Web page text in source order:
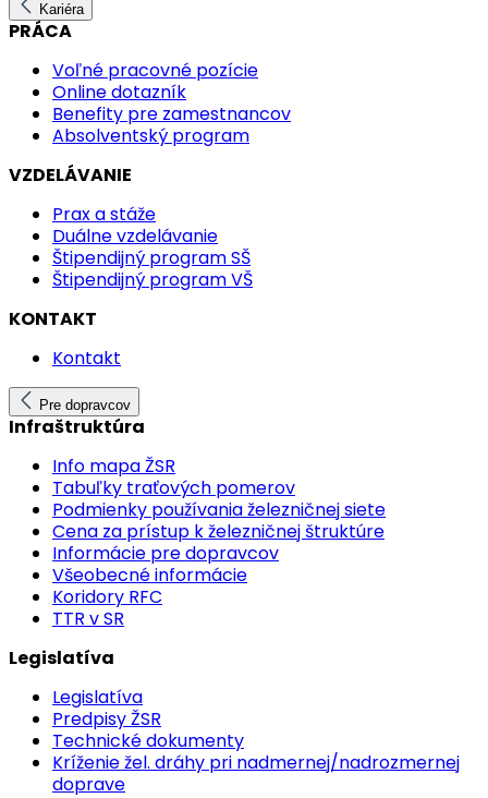
Kariéra
PRÁCA
Voľné pracovné pozície
Online dotazník
Benefity pre zamestnancov
Absolventský program
VZDELÁVANIE
Prax a stáže
Duálne vzdelávanie
Štipendijný program SŠ
Štipendijný program VŠ
KONTAKT
Kontakt
Pre dopravcov
Infraštruktúra
Info mapa ŽSR
Tabuľky traťových pomerov
Podmienky používania železničnej siete
Cena za prístup k železničnej štruktúre
Informácie pre dopravcov
Všeobecné informácie
Koridory RFC
TTR v SR
Legislatíva
Legislatíva
Predpisy ŽSR
Technické dokumenty
Kríženie žel. dráhy pri nadmernej/nadrozmernej
doprave